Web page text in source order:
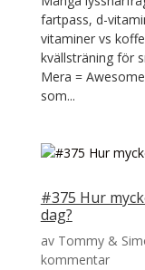
fartpass, d-
vitaminer vs
kvällsträning för
Mera =
som...
#375 Hur
dag?
av Tommy &
kommentar